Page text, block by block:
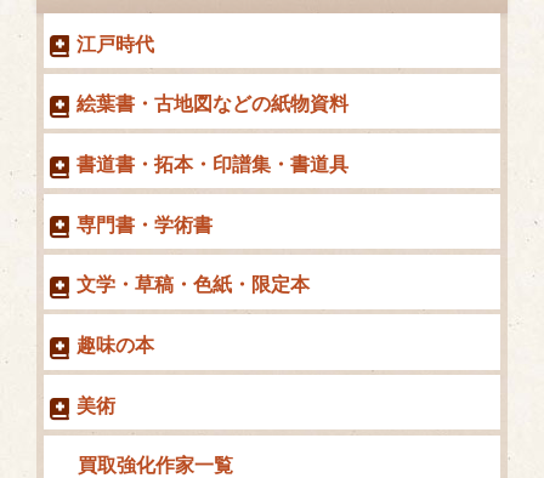
江戸時代
絵葉書・古地図などの紙物資料
書道書・拓本・印譜集・書道具
専門書・学術書
文学・草稿・色紙・限定本
趣味の本
美術
買取強化作家一覧